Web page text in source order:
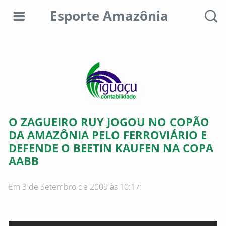
Esporte Amazônia
Sobre
nós
Anunciar
aqui
Consultar
O ZAGUEIRO RUY JOGOU NO COPÃO
DA AMAZÔNIA PELO FERROVIÁRIO E
DEFENDE O BEETIN KAUFEN NA COPA
AABB
Em 3 de Setembro de 2009 às 10:17